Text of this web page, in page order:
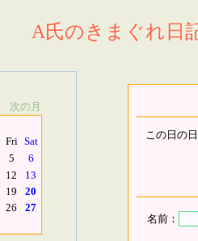
A氏のきまぐれ日
次の月
Fri Sat
5
6
12
13
19
20
26
27
この日の
名前：